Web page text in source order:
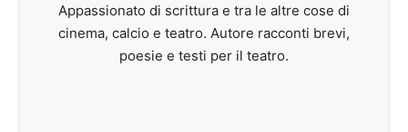
Appassionato di scrittura e tra le altre cose di
cinema, calcio e teatro. Autore racconti brevi,
poesie e testi per il teatro.